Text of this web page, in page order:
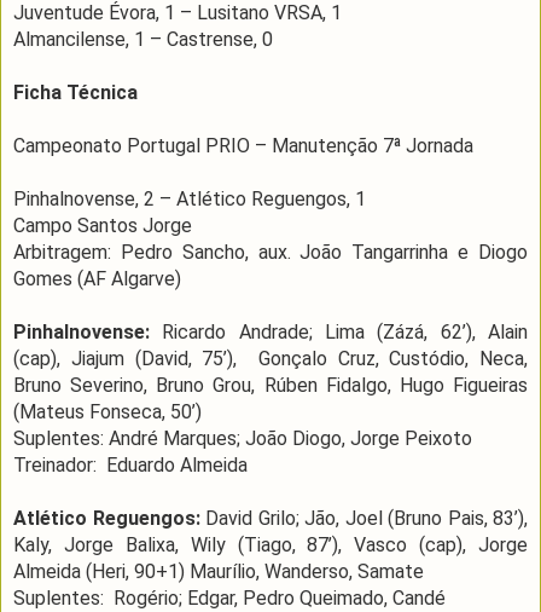
Juventude Évora, 1 – Lusitano VRSA, 1
Almancilense, 1 – Castrense, 0
Ficha Técnica
Campeonato Portugal PRIO – Manutenção 7ª Jornada
Pinhalnovense, 2 – Atlético Reguengos, 1
Campo Santos Jorge
Arbitragem: Pedro Sancho, aux. João Tangarrinha e Diogo
Gomes (AF Algarve)
Pinhalnovense: Ricardo Andrade; Lima (Zázá, 62’), Alain
(cap), Jiajum (David, 75’), Gonçalo Cruz, Custódio, Neca,
Bruno Severino, Bruno Grou, Rúben Fidalgo, Hugo Figueiras
(Mateus Fonseca, 50’)
Suplentes: André Marques; João Diogo, Jorge Peixoto
Treinador: Eduardo Almeida
Atlético Reguengos:David Grilo; Jão, Joel (Bruno Pais, 83’),
Kaly, Jorge Balixa, Wily (Tiago, 87’), Vasco (cap), Jorge
Almeida (Heri, 90+1) Maurílio, Wanderso, Samate
Suplentes: Rogério; Edgar, Pedro Queimado, Candé